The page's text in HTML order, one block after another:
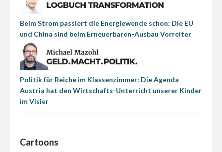
Beim Strom passiert die Energiewende schon: Die EU
und China sind beim Erneuerbaren-Ausbau Vorreiter
Politik für Reiche im Klassenzimmer: Die Agenda
Austria hat den Wirtschafts-Unterricht unserer Kinder
im Visier
Cartoons